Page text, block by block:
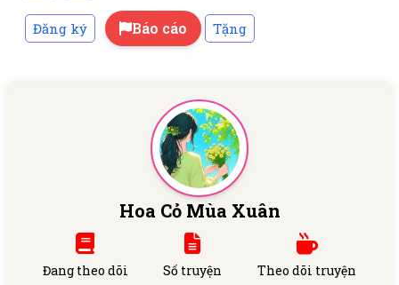
Đăng ký Báo cáo Tặng
Hoa Cỏ Mùa Xuân
Đang theo dõi
Số truyện
Theo dõi truyện